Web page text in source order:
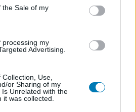
the Sale of my
processing my
Advertising.
Use,
or Sharing of my
Unrelated with the
was collected.
a Rainbow Six